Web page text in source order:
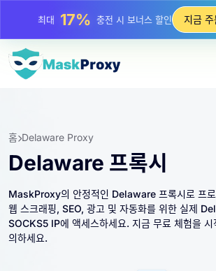
최대25%정적 IP 구매 할인 지금 주
홈 Delaware Proxy
Delaware 프록시
MaskProxy의 안정적인 Delaware 프록시로 프로
웹 스크래핑, SEO, 광고 및 자동화를 위한 실제
SOCKS5 IP에 액세스하세요. 지금 무료 체험을 시
의하세요.